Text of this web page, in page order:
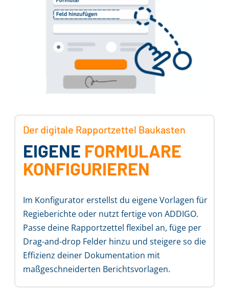
Der digitale Rapportzettel Baukasten
EIGENE FORMULARE
KONFIGURIEREN
Im Konfigurator erstellst du eigene Vorlagen für
Regieberichte oder nutzt fertige von ADDIGO.
Passe deine Rapportzettel flexibel an, füge per
Drag-and-drop Felder hinzu und steigere so die
Effizienz deiner Dokumentation mit
maßgeschneiderten Berichtsvorlagen.